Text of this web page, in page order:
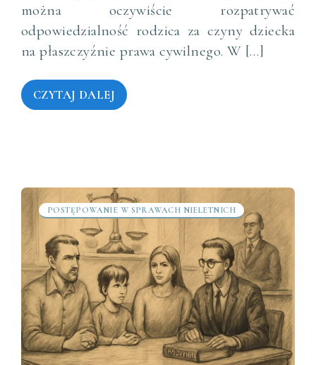
można oczywiście rozpatrywać
odpowiedzialność rodzica za czyny dziecka
na płaszczyźnie prawa cywilnego. W […]
CZYTAJ DALEJ
POSTĘPOWANIE W SPRAWACH NIELETNICH